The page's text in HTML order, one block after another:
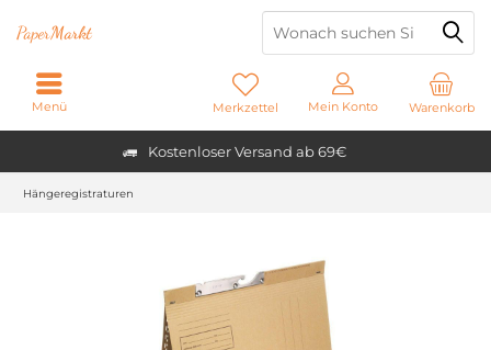
Kostenloser Versand ab 69€
PaperMarkt
Warenkorb
Merkzettel Mein Konto
Menü
Hängeregistraturen